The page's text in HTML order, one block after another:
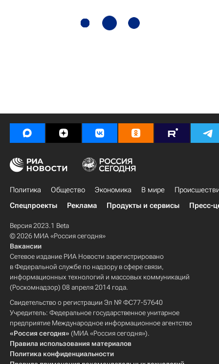
Политика Общество Экономика В мире
Спецпроекты
Реклама Продукты и сервисы Пресс-
Версия 2023.1 Beta
© 2026 МИА «Россия сегодня»
Вакансии
Сетевое издание РИА Новости зарегистрировано
в Федеральной службе по надзору в сфере связи,
информационных технологий и массовых коммуникаций
(Роскомнадзор) 08 апреля 2014 года.
Свидетельство о регистрации Эл № ФС77-57640
Учредитель: Федеральное государственное унитарное
предприятие Международное информационное агентство
«Россия сегодня» (МИА «Россия сегодня»).
Правила использования материалов
Политика конфиденциальности